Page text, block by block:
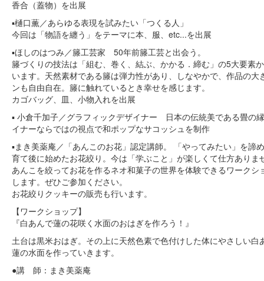
香合（蓋物）を出展
▪️樋口薫／あらゆる表現を試みたい「つくる人」
今回は「物語を纏う」をテーマに本、服、etc...を出展
▪️ほしのはつみ／籐工芸家 50年前籐工芸と出会う。
籐づくりの技法は「組む、巻く、結ぶ、かかる．締む」の5大要素
います。天然素材である籐は弾力性があり、しなやかで、作品の大
ンも自由自在。籐に触れているとき幸せを感じます。
カゴバッグ、皿、小物入れを出展
▪️ 小倉千加子／グラフィックデザイナー 日本の伝統美である畳の
イナーならではの視点で和ポップなサコッシュを制作
▪️まき美薬庵／「あんこのお花」認定講師。 「やってみたい」を諦
育て後に始めたお花絞り。今は「学ぶこと」が楽しくて仕方ありま
あんこを絞ってお花を作るネオ和菓子の世界を体験できるワークシ
します。ぜひご参加ください。
お花絞りクッキーの販売も行います。
【ワークショップ】
『白あんで蓮の花咲く水面のおはぎを作ろう！』
土台は黒米おはぎ。その上に天然色素で色付けした体にやさしい白
蓮の水面を作っていきます。
●講 師：まき美薬庵